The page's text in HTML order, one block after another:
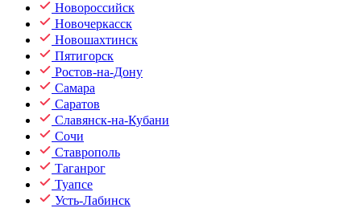
Новороссийск
Новочеркасск
Новошахтинск
Пятигорск
Ростов-на-Дону
Самара
Саратов
Славянск-на-Кубани
Сочи
Ставрополь
Таганрог
Туапсе
Усть-Лабинск